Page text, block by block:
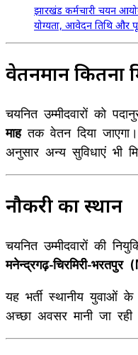
झारखंड कर्मचारी चयन
योग्यता, आवेदन तिथि और
वेतनमान कितना
चयनित उम्मीदवारों को
माहतक वेतन दिया
अनुसार अन्य सुविधाएं भी
नौकरी का स्थान
चयनित उम्मीदवारों की
मनेन्द्रगढ़-चिरमिरी-
यह भर्ती स्थानीय युवाओं
अच्छा अवसर मानी जा